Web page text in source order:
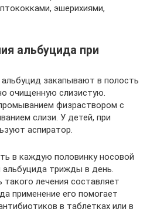
эшерихиями,
альбуцида при
закапывают в полость
очищенную слизистую.
физраствором с
слизи. У детей, при
аспиратор.
в каждую половинку носовой
трижды в день.
лечения составляет
применение его помогает
в таблетках или в